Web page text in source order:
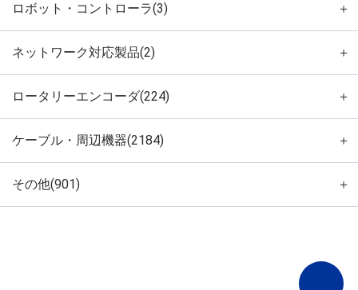
ロボット・コントローラ(3) ＋
ネットワーク対応製品(2) ＋
ロータリーエンコーダ(224) ＋
ケーブル・周辺機器(2184) ＋
その他(901) ＋